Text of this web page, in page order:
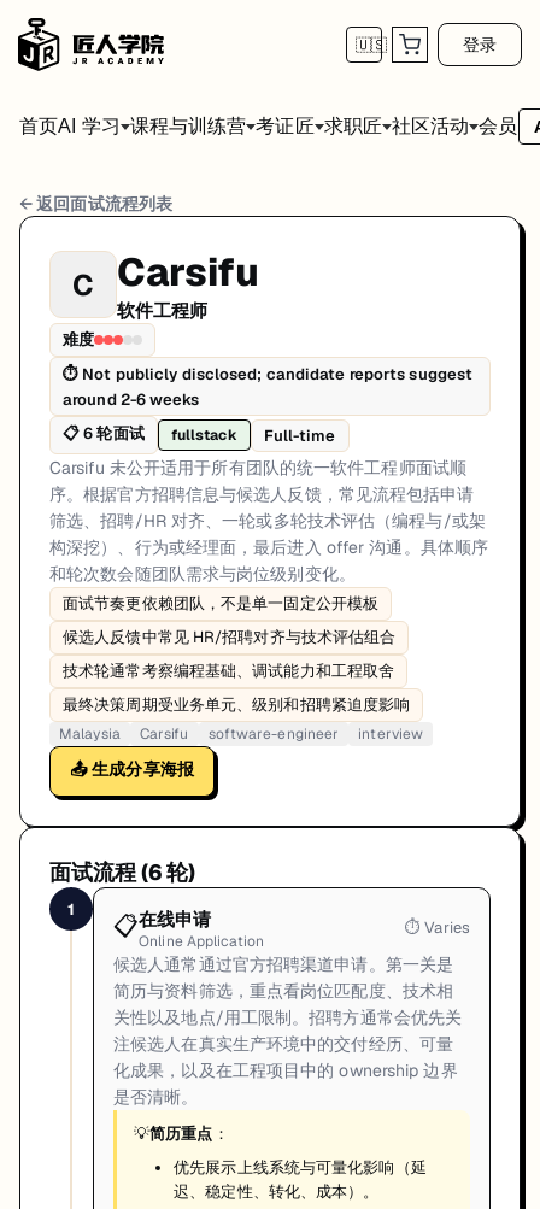
🇺🇸 登录
首页AI 学习 课程与训练营 考证匠 求职匠 社区活动 会员
Carsifu 软件工程师 面试流程
岗位方向: fullstack
Carsifu 未公开适用于所有团队的统一软件工程师面试顺序。根据官方
Carsifu的软件工程师面试共6轮，以下是每轮面试的详细流程和准备建
第1轮 (Varies): 候选人通常通过官方招聘渠道申请。第一关是
面试亮点: Interview sequencing is team-dependent rather than a
标签: Malaysia, Carsifu, software-engineer, interview
← 返回面试流程列表
C Carsifu
软件工程师
难度
⏱ Not publicly disclosed; candidate reports suggest
around 2-6 weeks
📋6轮面试 fullstack Full-time
Carsifu 未公开适用于所有团队的统一软件工程师面试顺
序。根据官方招聘信息与候选人反馈，常见流程包括申请
筛选、招聘/HR 对齐、一轮或多轮技术评估（编程与/或架
构深挖）、行为或经理面，最后进入 offer 沟通。具体顺序
和轮次数会随团队需求与岗位级别变化。
面试节奏更依赖团队，不是单一固定公开模板
候选人反馈中常见 HR/招聘对齐与技术评估组合
技术轮通常考察编程基础、调试能力和工程取舍
最终决策周期受业务单元、级别和招聘紧迫度影响
Malaysia Carsifu software-engineer
interview
📤 生成分享海报
面试流程 (6轮)
1
📋在线申请
Online Application
⏱Varies
候选人通常通过官方招聘渠道申请。第一关是
简历与资料筛选，重点看岗位匹配度、技术相
关性以及地点/用工限制。招聘方通常会优先关
注候选人在真实生产环境中的交付经历、可量
化成果，以及在工程项目中的 ownership 边界
是否清晰。
💡简历重点 ：
优先展示上线系统与可量化影响（延
迟、稳定性、转化、成本）。